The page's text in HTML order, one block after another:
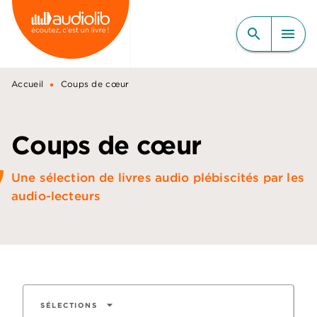
MENU RECHERCHE
CONTENU
PIED DE PAGE
search menu
Accueil • Coups de cœur
Coups de cœur
Une sélection de livres audio plébiscités par les
audio-lecteurs
SÉLECTIONS arrow_drop_down